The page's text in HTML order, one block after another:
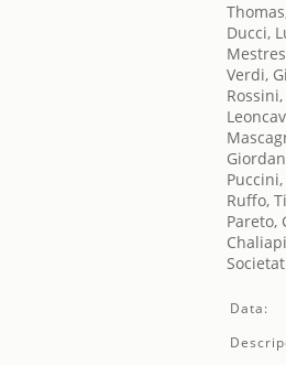
Ducci,
Verdi,
Ruffo,
Pareto,
Data: